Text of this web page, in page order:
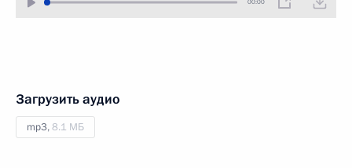
00:00
Загрузить аудио
mp3,8.1 МБ